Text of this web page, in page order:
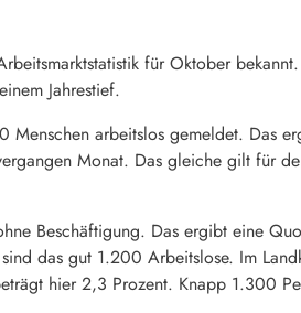
für Oktober
Jahrestief.
arbeitslos gemeldet. Das
Monat. Das gleiche gilt für
Beschäftigung. Das ergibt eine
das gut 1.200 Arbeitslose. Im
hier 2,3 Prozent. Knapp 1.300